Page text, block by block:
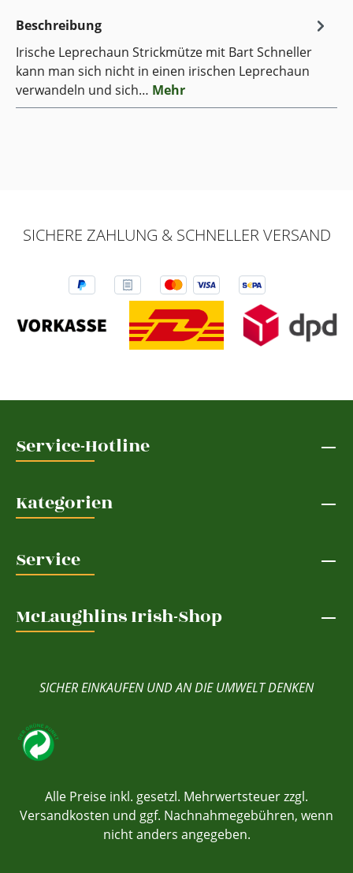
Beschreibung
Irische Leprechaun Strickmütze mit Bart Schneller
kann man sich nicht in einen irischen Leprechaun
verwandeln und sich… Mehr
SICHERE ZAHLUNG & SCHNELLER VERSAND
Service-Hotline
Kategorien
Service
McLaughlins Irish-Shop
SICHER EINKAUFEN UND AN DIE UMWELT DENKEN
Alle Preise inkl. gesetzl. Mehrwertsteuer zzgl.
Versandkosten und ggf. Nachnahmegebühren, wenn
nicht anders angegeben.